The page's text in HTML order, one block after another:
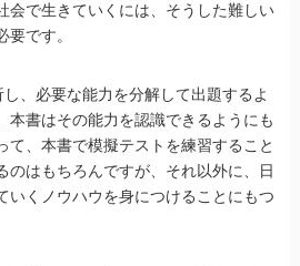
会で生きていくには、そうした難しい
要です。
、必要な能力を分解して出題するよ
本書はその能力を認識できるようにも
て、本書で模擬テストを練習すること
のはもちろんですが、それ以外に、日
いくノウハウを身につけることにもつ